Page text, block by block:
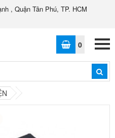
, Quận Tân Phú, TP. HCM
0